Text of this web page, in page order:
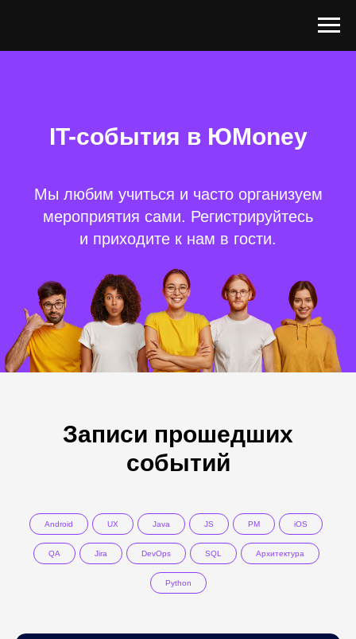
IT-события в ЮMoney
Мы любим учиться и часто организуем
мероприятия сами. Регистрируйтесь
и приходите к нам в гости.
Записи прошедших
событий
Android UX Java JS PM iOS
QA Jira DevOps SQL Архитектура
Python